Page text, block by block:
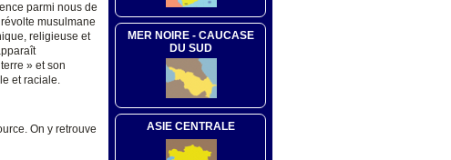
parmi nous de
musulmane
religieuse et
» et son
et raciale.
On y retrouve
MER NOIRE - CAUCASE
DU SUD
ASIE CENTRALE